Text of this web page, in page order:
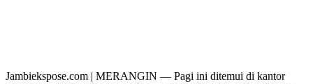
Jambiekspose.com | MERANGIN — Pagi ini ditemui di kantor